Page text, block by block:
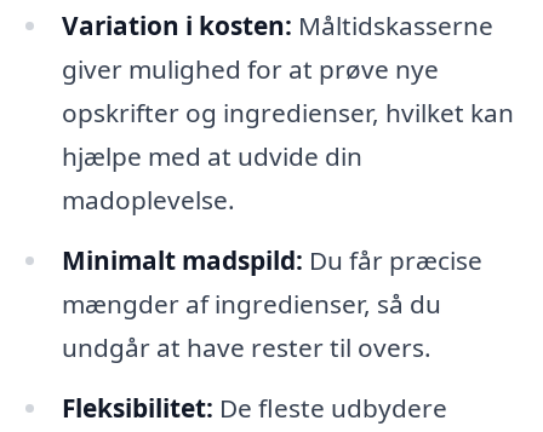
Variation i kosten: Måltidskasserne
giver mulighed for at prøve nye
opskrifter og ingredienser, hvilket kan
hjælpe med at udvide din
madoplevelse.
Minimalt madspild: Du får præcise
mængder af ingredienser, så du
undgår at have rester til overs.
Fleksibilitet: De fleste udbydere